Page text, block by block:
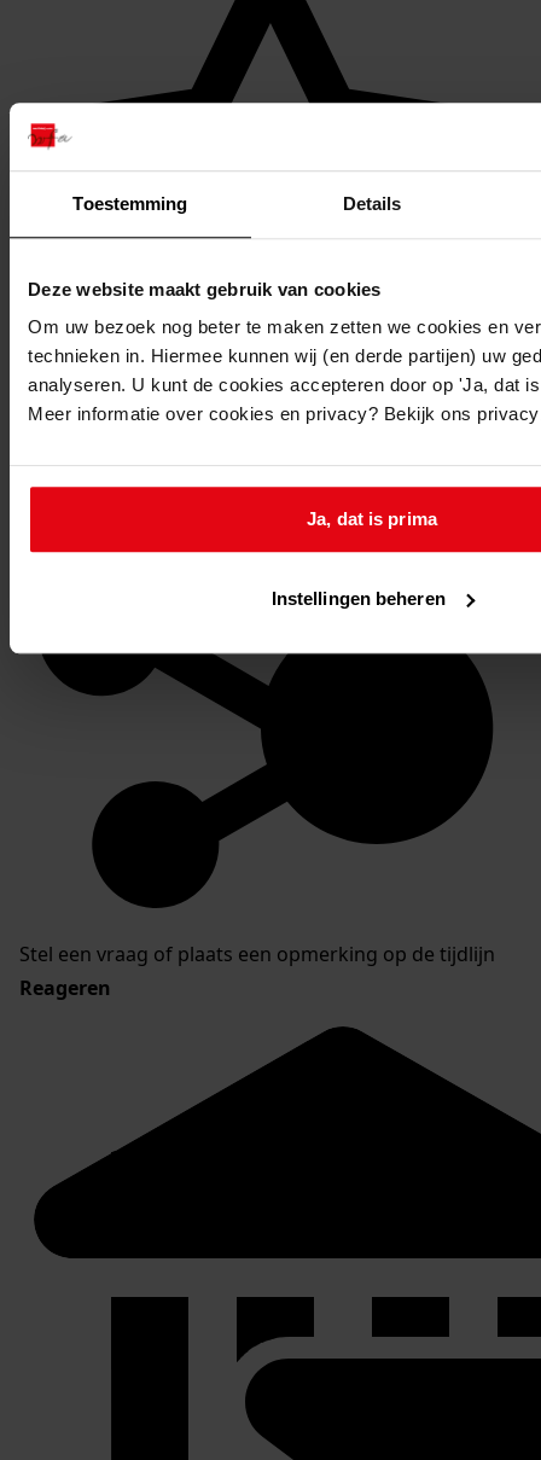
Toestemming Details
Deze website maakt gebruik van cookies
Om uw bezoek nog beter te maken zetten we cookies en
technieken in. Hiermee kunnen wij (en derde partijen) uw
analyseren. U kunt de cookies accepteren door op 'Ja, dat
Meer informatie over cookies en privacy? Bekijk ons
Ja, dat is prima
Instellingen beheren
Favoriet of een notitie maken
Stel een vraag of plaats een opmerking op de tijdlijn
Reageren